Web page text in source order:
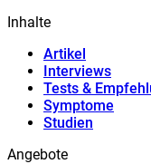
Inhalte
Artikel
Interviews
Tests &
Symptome
Studien
Angebote